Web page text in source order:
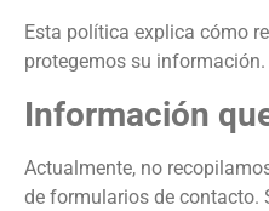
Esta política explica cómo
protegemos su información.
Información
Actualmente, no
de formularios de contacto.